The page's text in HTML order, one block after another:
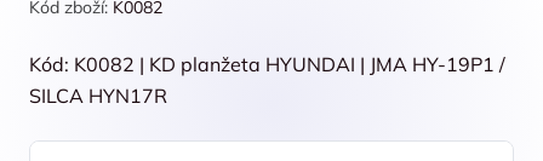
Kód zboží: K0082
Kód: K0082 | KD planžeta HYUNDAI | JMA HY-19P1 /
SILCA HYN17R